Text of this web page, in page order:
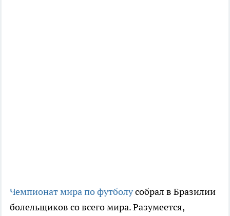
Чемпионат мира по футболусобрал в Бразилии
болельщиков со всего мира. Разумеется,